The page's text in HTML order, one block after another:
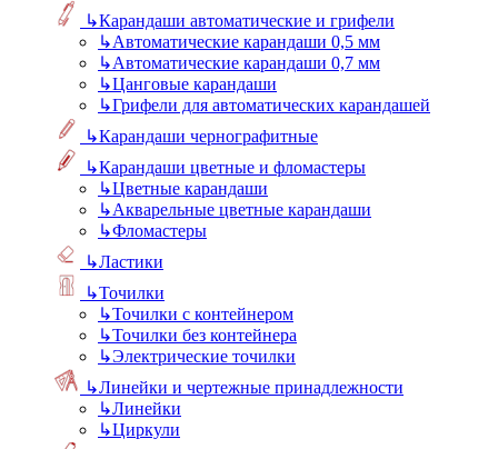
↳Карандаши автоматические и грифели
↳Автоматические карандаши 0,5 мм
↳Автоматические карандаши 0,7 мм
↳Цанговые карандаши
↳Грифели для автоматических карандашей
↳Карандаши чернографитные
↳Карандаши цветные и фломастеры
↳Цветные карандаши
↳Акварельные цветные карандаши
↳Фломастеры
↳Ластики
↳Точилки
↳Точилки с контейнером
↳Точилки без контейнера
↳Электрические точилки
↳Линейки и чертежные принадлежности
↳Линейки
↳Циркули